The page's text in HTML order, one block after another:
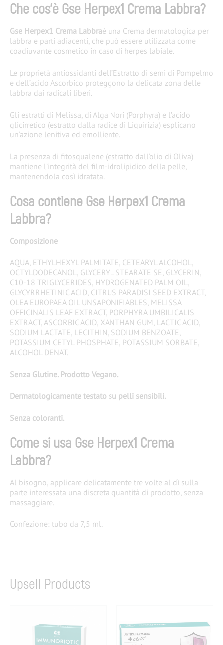
Che cos’è Gse Herpex1 Crema Labbra?
Gse Herpex1 Crema Labbraè una Crema dermatologica per
labbra e parti adiacenti, che può essere utilizzata come
coadiuvante cosmetico in caso di herpes labiale.
Le proprietà antiossidanti dell’Estratto di semi di Pompelmo
e dell’acido Ascorbico proteggono la delicata zona delle
labbra dai radicali liberi.
Gli estratti di Melissa, di Alga Nori (Porphyra) e l’acido
glicirretico (estratto dalla radice di Liquirizia) esplicano
un’azione lenitiva ed emolliente.
La presenza di fitosqualene (estratto dall’olio di Oliva)
mantiene l’integrità del film-idrolipidico della pelle,
mantenendola così idratata.
Cosa contiene Gse Herpex1 Crema
Labbra?
Composizione
AQUA, ETHYLHEXYL PALMITATE, CETEARYL ALCOHOL,
OCTYLDODECANOL, GLYCERYL STEARATE SE, GLYCERIN,
C10-18 TRIGLYCERIDES, HYDROGENATED PALM OIL,
GLYCYRRHETINIC ACID, CITRUS PARADISI SEED EXTRACT,
OLEA EUROPAEA OIL UNSAPONIFIABLES, MELISSA
OFFICINALIS LEAF EXTRACT, PORPHYRA UMBILICALIS
EXTRACT, ASCORBIC ACID, XANTHAN GUM, LACTIC ACID,
SODIUM LACTATE, LECITHIN, SODIUM BENZOATE,
POTASSIUM CETYL PHOSPHATE, POTASSIUM SORBATE,
ALCOHOL DENAT.
Senza Glutine. Prodotto Vegano.
Dermatologicamente testato su pelli sensibili.
Senza coloranti.
Come si usa Gse Herpex1 Crema
Labbra?
Al bisogno, applicare delicatamente tre volte al dì sulla
parte interessata una discreta quantità di prodotto, senza
massaggiare.
Confezione: tubo da 7,5 ml.
Upsell Products